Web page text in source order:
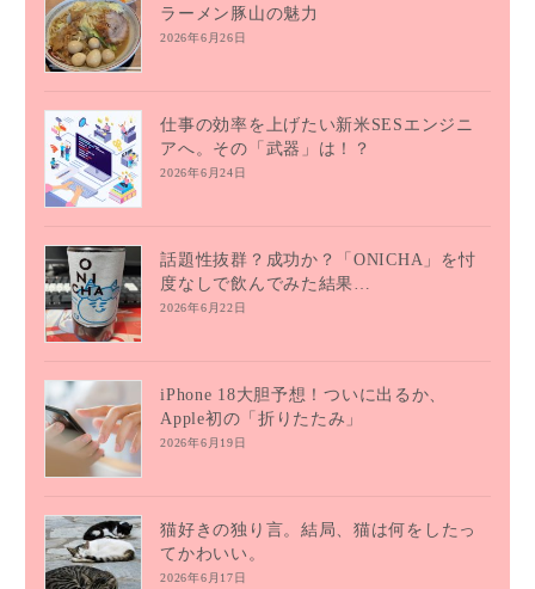
ラーメン豚山の魅力
2026年6月26日
仕事の効率を上げたい新米SESエンジニ
アへ。その「武器」は！？
2026年6月24日
話題性抜群？成功か？「ONICHA」を忖
度なしで飲んでみた結果…
2026年6月22日
iPhone 18大胆予想！ついに出るか、
Apple初の「折りたたみ」
2026年6月19日
猫好きの独り言。結局、猫は何をしたっ
てかわいい。
2026年6月17日